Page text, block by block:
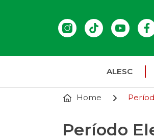
ALESC
Home
Período